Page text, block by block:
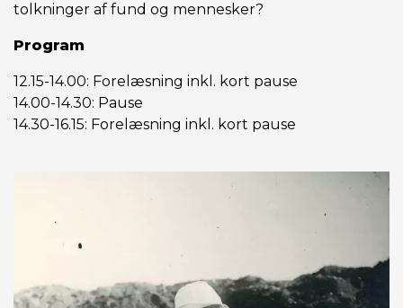
tolkninger af fund og mennesker?
Program
12.15-14.00: Forelæsning inkl. kort pause
14.00-14.30: Pause
14.30-16.15: Forelæsning inkl. kort pause